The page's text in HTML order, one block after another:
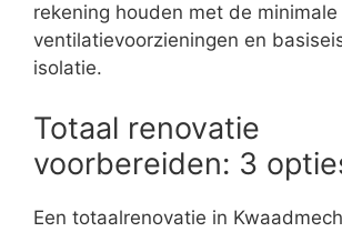
rekening houden met de minimale
ventilatievoorzieningen en
isolatie.
Totaal renovatie
voorbereiden: 3
Een totaalrenovatie in